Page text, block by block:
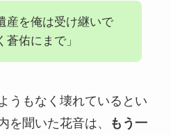
産を俺は受け継いで
佑にまで」
うもなく壊れているとい
を聞いた花音は、
もう一